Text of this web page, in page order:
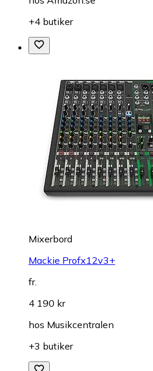
+4 butiker
Mixerbord
Mackie Profx12v3+
fr.
4 190 kr
hos Musikcentralen
+3 butiker